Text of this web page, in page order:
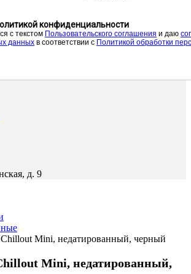
конфиденциальности
с текстом Пользовательского соглашения и даю
данных в соответствии с Политикой обработки
д. 9
Mini, недатированный, черный
Mini, недатированный,